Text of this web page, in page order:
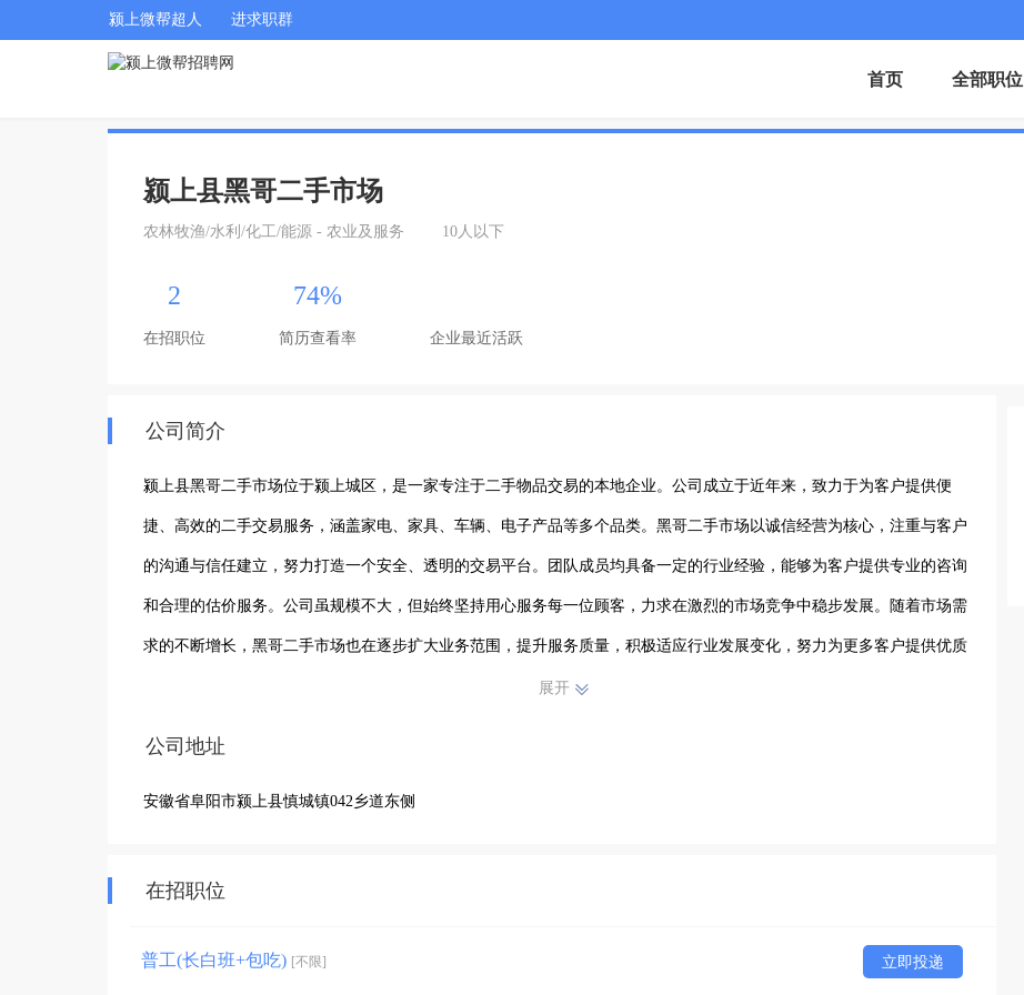
颍上微帮超人 进求职群
首页 全部职位
颍上县黑哥二手市场
农林牧渔/水利/化工/能源 - 农业及服务 10人以下
2
在招职位
74%
简历查看率 企业最近活跃
公司简介
颍上县黑哥二手市场位于颍上城区，是一家专注于二手物品交易的本地企业。公司成立于近年来，致力于为客户提供便
捷、高效的二手交易服务，涵盖家电、家具、车辆、电子产品等多个品类。黑哥二手市场以诚信经营为核心，注重与客户
的沟通与信任建立，努力打造一个安全、透明的交易平台。团队成员均具备一定的行业经验，能够为客户提供专业的咨询
和合理的估价服务。公司虽规模不大，但始终坚持用心服务每一位顾客，力求在激烈的市场竞争中稳步发展。随着市场需
求的不断增长，黑哥二手市场也在逐步扩大业务范围，提升服务质量，积极适应行业发展变化，努力为更多客户提供优质
展开
公司地址
安徽省阜阳市颍上县慎城镇042乡道东侧
在招职位
普工(长白班+包吃) [不限] 立即投递